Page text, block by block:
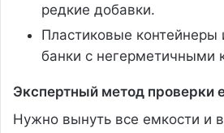
редкие добавки.
Пластиковые контейнеры
банки с негерметичными
Экспертный метод проверки
Нужно вынуть все емкости и